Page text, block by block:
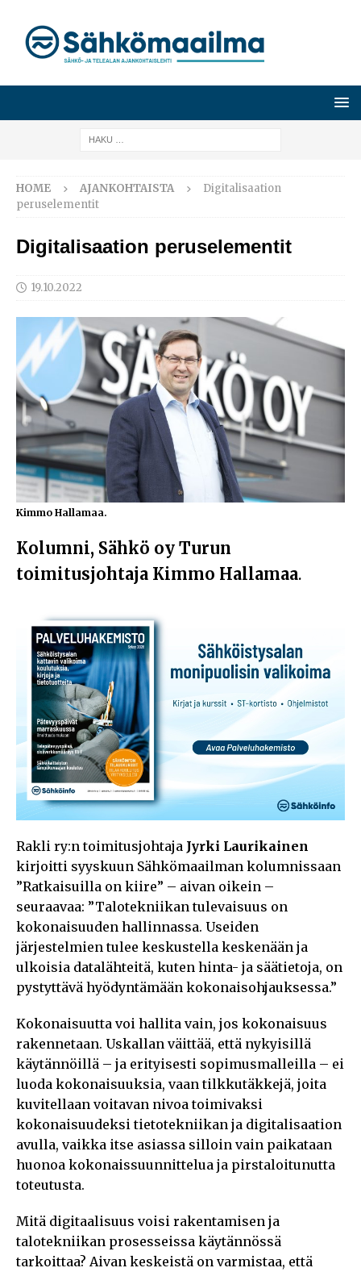
HOME AJANKOHTAISTA
Digitalisaation
peruselementit
Digitalisaation peruselementit
19.10.2022
Kimmo Hallamaa.
Kolumni, Sähkö oy Turun
toimitusjohtaja Kimmo Hallamaa.
Rakli ry:n toimitusjohtaja Jyrki Laurikainen
kirjoitti syyskuun Sähkömaailman kolumnissaan
”Ratkaisuilla on kiire” – aivan oikein –
seuraavaa: ”Talotekniikan tulevaisuus on
kokonaisuuden hallinnassa. Useiden
järjestelmien tulee keskustella keskenään ja
ulkoisia datalähteitä, kuten hinta- ja säätietoja, on
pystyttävä hyödyntämään kokonaisohjauksessa.”
Kokonaisuutta voi hallita vain, jos kokonaisuus
rakennetaan. Uskallan väittää, että nykyisillä
käytännöillä – ja erityisesti sopimusmalleilla – ei
luoda kokonaisuuksia, vaan tilkkutäkkejä, joita
kuvitellaan voitavan nivoa toimivaksi
kokonaisuudeksi tietotekniikan ja digitalisaation
avulla, vaikka itse asiassa silloin vain paikataan
huonoa kokonaissuunnittelua ja pirstaloitunutta
toteutusta.
Mitä digitaalisuus voisi rakentamisen ja
talotekniikan prosesseissa käytännössä
tarkoittaa? Aivan keskeistä on varmistaa, että